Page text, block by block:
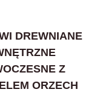
DREWNIANE
Z
ORZECH